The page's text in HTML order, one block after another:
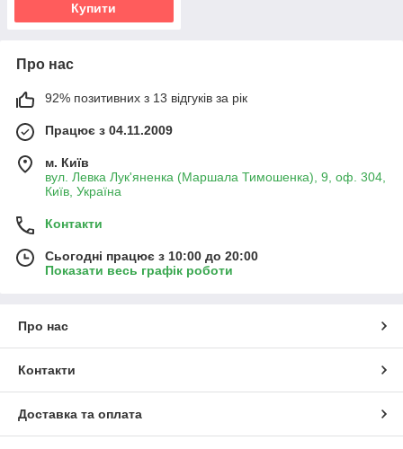
Купити
Про нас
92% позитивних з 13 відгуків за рік
Працює з 04.11.2009
м. Київ
вул. Левка Лук'яненка (Маршала Тимошенка), 9, оф. 304,
Київ, Україна
Контакти
Сьогодні працює з 10:00 до 20:00
Показати весь графік роботи
Про нас
Контакти
Доставка та оплата